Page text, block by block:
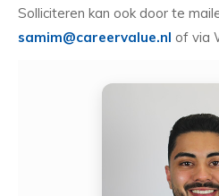
Solliciteren kan ook door te
samim@careervalue.nl of via